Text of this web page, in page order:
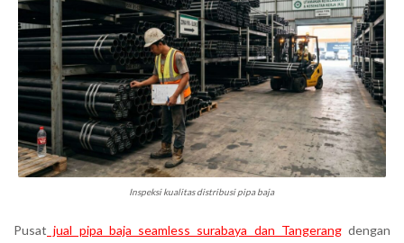
Inspeksi kualitas distribusi pipa baja
Pusat jual pipa baja seamless surabaya dan Tangerangdengan